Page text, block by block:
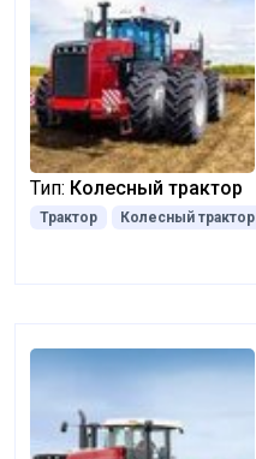
Тип: Колесный трактор
Трактор Колесный трактор